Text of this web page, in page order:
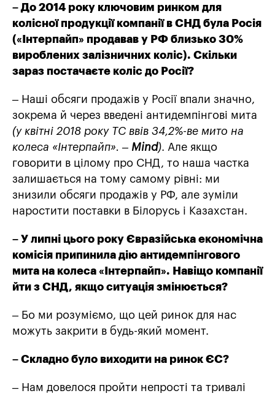
– До 2014 року ключовим ринком для
колісної продукції компанії в СНД була Росія
(«Інтерпайп» продавав у РФ близько 30%
вироблених залізничних коліс). Скільки
зараз постачаєте коліс до Росії?
– Наші обсяги продажів у Росії впали значно,
зокрема й через введені антидемпінгові мита
(у квітні 2018 року ТС ввів 34,2%-ве мито на
колеса «Інтерпайп». – Mind). Але якщо
говорити в цілому про СНД, то наша частка
залишається на тому самому рівні: ми
знизили обсяги продажів у РФ, але зуміли
наростити поставки в Білорусь і Казахстан.
– У липні цього року Євразійська економічна
комісія припинила дію антидемпінгового
мита на колеса «Інтерпайп». Навіщо компанії
йти з СНД, якщо ситуація змінюється?
– Бо ми розуміємо, що цей ринок для нас
можуть закрити в будь-який момент.
– Складно було виходити на ринок ЄС?
– Нам довелося пройти непрості та тривалі